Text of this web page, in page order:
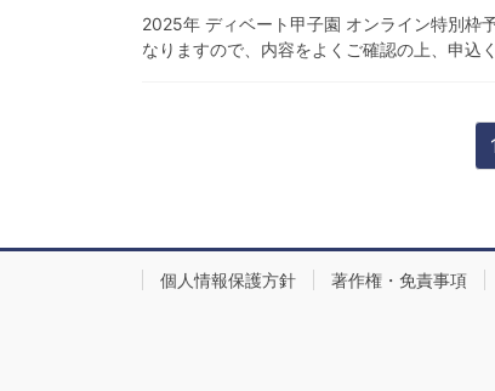
2025年 ディベート甲子園 オンライン特別枠
なりますので、内容をよくご確認の上、申込
ペ
ー
個人情報保護方針 著作権・免責事項